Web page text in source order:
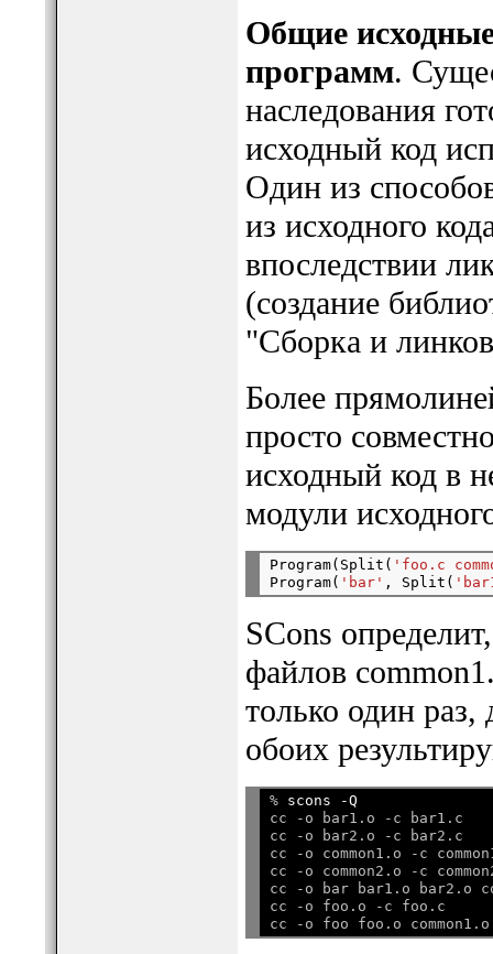
Общие
программ.
наследования
исходный код
Один из
из исходного
впоследствии
(создание
"Сборка и
Более
просто
исходный код в
модули
Program(Split( 'foo.c
Program( 'bar' , Split(
SCons
файлов
только один
обоих
% scons -Q
cc -o bar1.o -c bar1.c
cc -o bar2.o -c bar2.c
cc -o common1.o -c
cc -o common2.o -c
cc -o bar bar1.o bar2.o
cc -o foo.o -c foo.c